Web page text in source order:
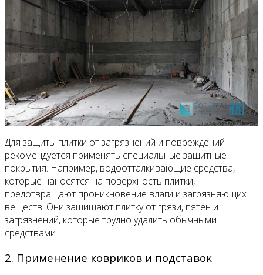
Для защиты плитки от загрязнений и повреждений
рекомендуется применять специальные защитные
покрытия. Например, водоотталкивающие средства,
которые наносятся на поверхность плитки,
предотвращают проникновение влаги и загрязняющих
веществ. Они защищают плитку от грязи, пятен и
загрязнений, которые трудно удалить обычными
средствами.
2. Применение ковриков и подставок